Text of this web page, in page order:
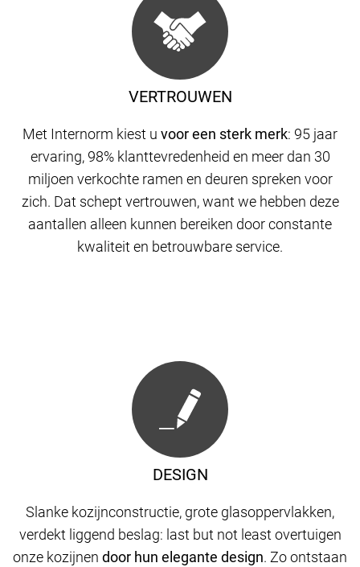
VERTROUWEN
Met Internorm kiest u voor een sterk merk: 95 jaar
ervaring, 98% klanttevredenheid en meer dan 30
miljoen verkochte ramen en deuren spreken voor
zich. Dat schept vertrouwen, want we hebben deze
aantallen alleen kunnen bereiken door constante
kwaliteit en betrouwbare service.
DESIGN
Slanke kozijnconstructie, grote glasoppervlakken,
verdekt liggend beslag: last but not least overtuigen
onze kozijnen door hun elegante design. Zo ontstaan